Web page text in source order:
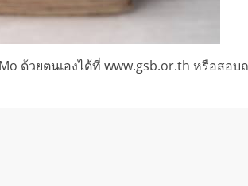
ด้วยตนเองได้ที่ www.gsb.or.th หรือสอบ